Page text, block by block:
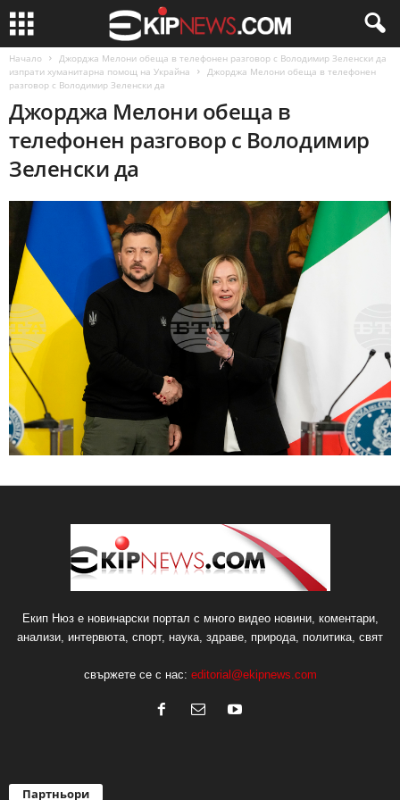
Начало
Джорджа Мелони обеща в телефонен разговор с Володимир Зеленски да
изпрати хуманитарна помощ на Украйна
Джорджа Мелони обеща в телефонен
разговор с Володимир Зеленски да
Джорджа Мелони обеща в
телефонен разговор с Володимир
Зеленски да
Екип Нюз е новинарски портал с много видео новини, коментари,
анализи, интервюта, спорт, наука, здраве, природа, политика, свят
свържете се с нас: editorial@ekipnews.com
Партньори